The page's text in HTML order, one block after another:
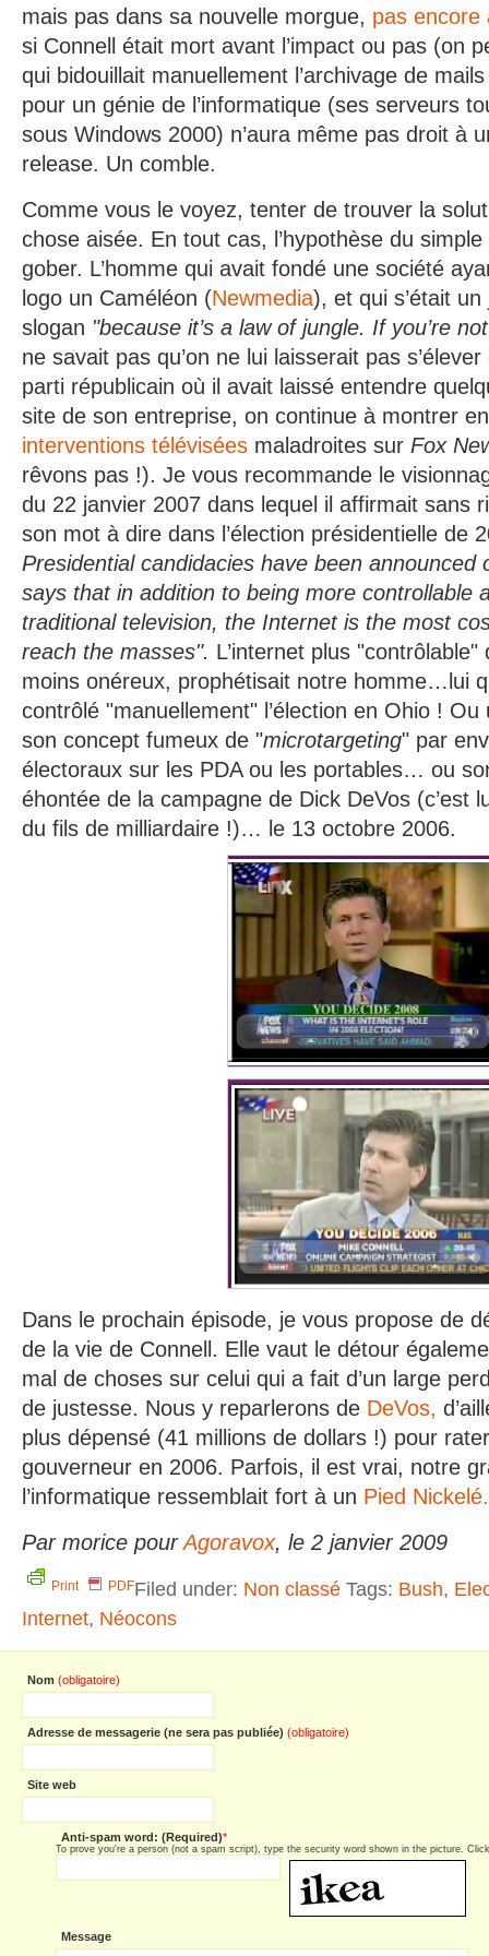
mais pas dans sa nouvelle morgue, pas encore
si Connell était mort avant l’impact ou pas (on
qui bidouillait manuellement l’archivage de
pour un génie de l’informatique (ses serveurs
sous Windows 2000) n’aura même pas droit à
release. Un comble.
Comme vous le voyez, tenter de trouver la
chose aisée. En tout cas, l’hypothèse du
gober. L’homme qui avait fondé une société
logo un Caméléon (Newmedia), et qui s’était
slogan "because it’s a law of jungle. If you’re
ne savait pas qu’on ne lui laisserait pas
parti républicain où il avait laissé entendre
site de son entreprise, on continue à montrer
interventions télévisées maladroites sur Fox
rêvons pas !). Je vous recommande le
du 22 janvier 2007 dans lequel il affirmait sans
son mot à dire dans l’élection présidentielle de
Presidential candidacies have been announced
says that in addition to being more controllable
traditional television, the Internet is the most
reach the masses". L’internet plus
moins onéreux, prophétisait notre homme…lui
contrôlé "manuellement" l’élection en Ohio !
son concept fumeux de "microtargeting" par
électoraux sur les PDA ou les portables… ou
éhontée de la campagne de Dick DeVos (c’est
du fils de milliardaire !)… le 13 octobre 2006.
Dans le prochain épisode, je vous propose de
de la vie de Connell. Elle vaut le détour
mal de choses sur celui qui a fait d’un large
de justesse. Nous y reparlerons de DeVos,
plus dépensé (41 millions de dollars !) pour
gouverneur en 2006. Parfois, il est vrai, notre
l’informatique ressemblait fort à un Pied Nickelé.
Par morice pourAgoravox, le 2 janvier 2009
Print PDFFiled under: Non classé Tags: Bush,
Internet, Néocons
Nom (obligatoire)
Adresse de messagerie (ne sera pas publiée) (obligatoire)
Site web
Anti-spam word: (Required)*
To prove you're a person (not a spam script), type the security word shown in the picture.
Message